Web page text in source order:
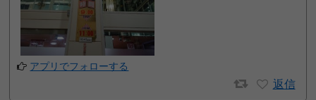
アプリでフォローする
返信